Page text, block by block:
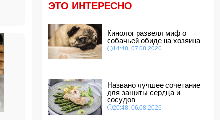
Европе предрекли ущерб в размере 800 млрд
11:34, 07.08.2026
Известная актриса обратилась к Эрдогану:
«Я не могу спать по ночам»
11:32, 07.08.2026
11:30, 07.08.2026
ВС РФ поразили три судна с грузами для
ВСУ в Черном море
11:28, 07.08.2026
ЭТО ИНТЕРЕСНО
Кинолог развеял миф о
собачьей обиде на хозяина
14:48, 07.08.2026
Названо лучшее сочетание
для защиты сердца и
сосудов
20:48, 06.08.2026